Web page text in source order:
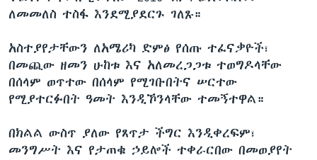
ለመመለስ ተስፋ እንደሚያደርጉ ገለጹ።
አስተያየታቸውን ለአሜሪካ ድምፅ የሰጡ ተፈናቃዮች፣
በመጪው ዘመን ሁከቱ እና አለመረጋጋቱ ተወግዶላቸው
በሰላም ወጥተው በሰላም የሚገቡበትና ሠርተው
የሚያተርፉበት ዓመት እንዲኾንላቸው ተመኝተዋል።
በክልል ውስጥ ያለው የጸጥታ ችግር እንዲቀረፍም፣
መንግሥት እና የታጠቁ ኃይሎች ተቀራርበው በመወያየት